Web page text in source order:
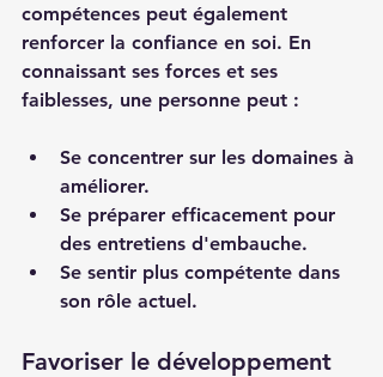
compétences peut également
renforcer la confiance en soi. En
connaissant ses forces et ses
faiblesses, une personne peut :
Se concentrer sur les domaines à
améliorer.
Se préparer efficacement pour
des entretiens d'embauche.
Se sentir plus compétente dans
son rôle actuel.
Favoriser le développement